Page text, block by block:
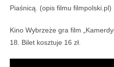
Piaśnicą. (opis filmu filmpolski.pl)
Kino Wybrzeże gra film
18. Bilet kosztuje 16 zł.